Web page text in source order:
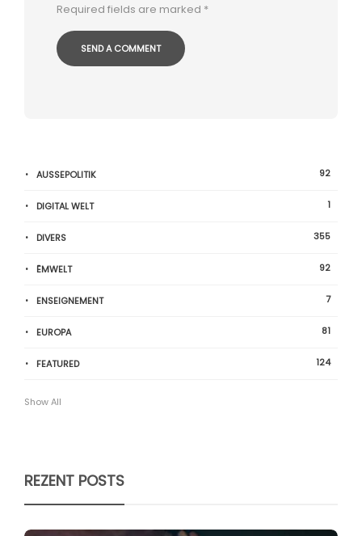
Required fields are marked *
AUSSEPOLITIK 92
DIGITAL WELT 1
DIVERS 355
ËMWELT 92
ENSEIGNEMENT 7
EUROPA 81
FEATURED 124
Show All
REZENT POSTS